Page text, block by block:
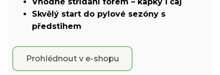
Skvělý start do pylové sezóny s
předstihem
Prohlédnout v e-shopu